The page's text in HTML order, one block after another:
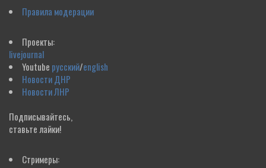
Правила модерации
Проекты:
livejournal
Youtube русский/english
Новости ДНР
Новости ЛНР
Подписывайтесь,
ставьте лайки!
Стримеры: